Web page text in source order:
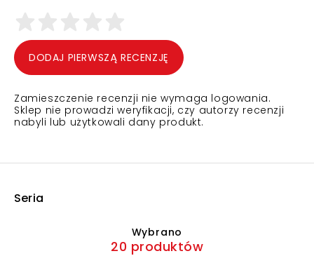
DODAJ PIERWSZĄ RECENZJĘ
Zamieszczenie recenzji nie wymaga logowania.
Sklep nie prowadzi weryfikacji, czy autorzy recenzji
nabyli lub użytkowali dany produkt.
Seria
Wybrano
20 produktów